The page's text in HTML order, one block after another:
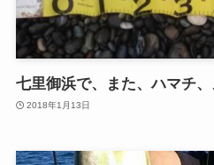
七里御浜で、また、ハマチ、
2018年1月13日